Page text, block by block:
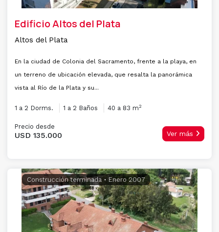
Edificio Altos del Plata
Altos del Plata
En la ciudad de Colonia del Sacramento, frente a la playa, en
un terreno de ubicación elevada, que resalta la panorámica
vista al Río de la Plata y su...
1 a 2 Dorms. 1 a 2 Baños 40 a 83 m2
Precio desde
USD 135.000 Ver más
Construcción terminada • Enero 2007